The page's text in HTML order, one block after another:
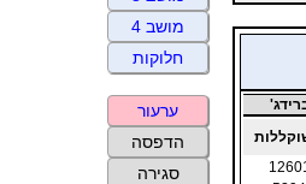
מושב 4
חלוקות
ערעור
הדפסה
סגירה